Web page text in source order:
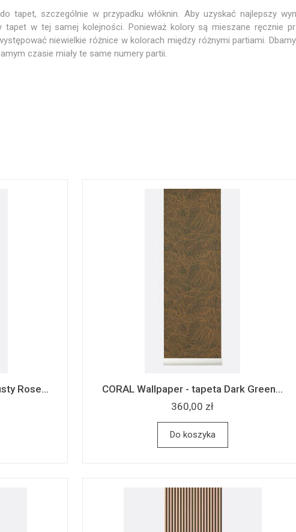
tapet, szczególnie w przypadku włóknin. Aby uzyskać najlepszy
tapet w tej samej kolejności. Ponieważ kolory są mieszane ręcznie
niewielkie różnice w kolorach między różnymi partiami.
czasie miały te same numery partii.
Rose...
CORAL Wallpaper - tapeta Dark Green...
360,00 zł
Do koszyka